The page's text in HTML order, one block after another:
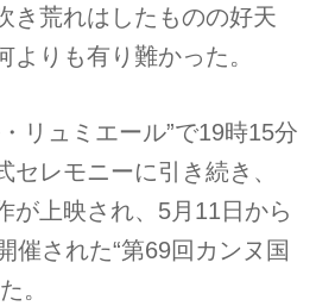
き荒れはしたものの好天
よりも有り難かった。
リュミエール”で19時15分
セレモニーに引き続き、
が上映され、5月11日から
催された“第69回カンヌ国
。